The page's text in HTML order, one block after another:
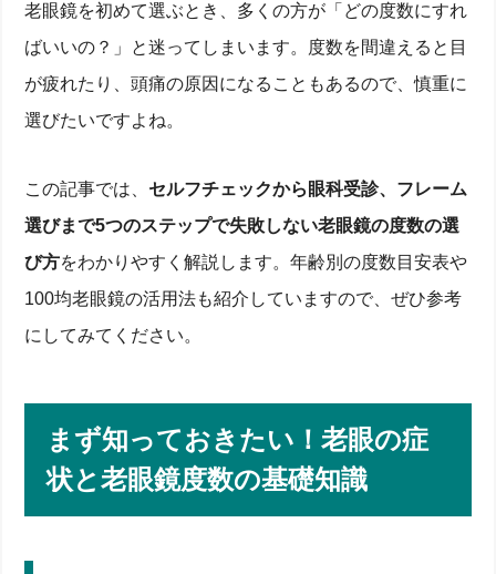
老眼鏡を初めて選ぶとき、多くの方が「どの度数にすれ
ばいいの？」と迷ってしまいます。度数を間違えると目
が疲れたり、頭痛の原因になることもあるので、慎重に
選びたいですよね。
この記事では、 セルフチェックから眼科受診、フレーム
選びまで5つのステップで失敗しない老眼鏡の度数の選
び方をわかりやすく解説します。年齢別の度数目安表や
100均老眼鏡の活用法も紹介していますので、ぜひ参考
にしてみてください。
まず知っておきたい！老眼の症
状と老眼鏡度数の基礎知識